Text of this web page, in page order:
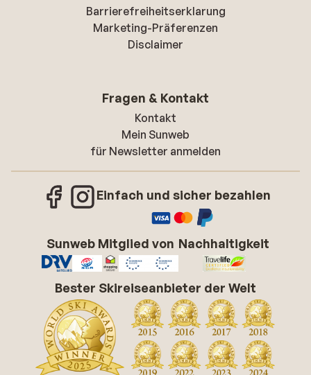
Barrierefreiheitserklarung
Marketing-Präferenzen
Disclaimer
Fragen & Kontakt
Kontakt
Mein Sunweb
für Newsletter anmelden
Einfach und sicher bezahlen
Sunweb Mitglied von Nachhaltigkeit
Bester Skireiseanbieter der Welt